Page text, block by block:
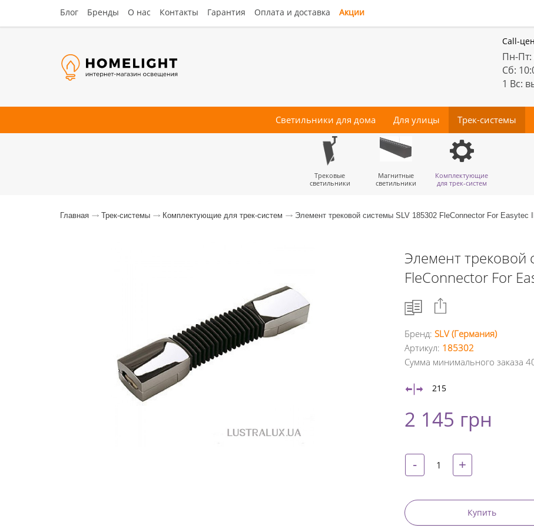
Блог Бренды О нас Контакты Гарантия Оплата и доставка Акции
Call-
Пн-Пт:
Сб:
1 Вс:
Светильники для дома
Люстры-
вентиляторы
Для улицы
Потолочные Тротуарные Прожектора
Трек-системы
Трековые
светильники
Магнитные
светильники
Комплектующие
для трек-систем
Главная Трек-системы Комплектующие для трек-систем Элемент трековой системы SLV 185302 FleConnector For Easytec II
Элемент трековой
FleConnector For
Facebook
+
Twitter
Бренд: SLV (Германия)
Артикул: 185302
Сумма минимального заказа
215
2 145 грн
- +
Купить